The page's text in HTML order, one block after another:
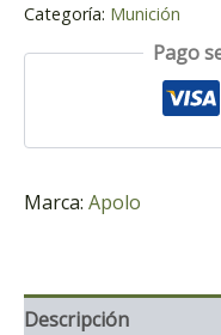
Categoría: Munición
Pago
Marca: Apolo
Descripción